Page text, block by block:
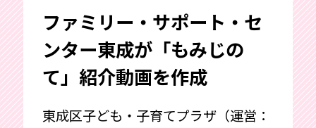
ファミリー・サポート・セ
ンター東成が「もみじの
て」紹介動画を作成
東成区子ども・子育てプラザ（運営：